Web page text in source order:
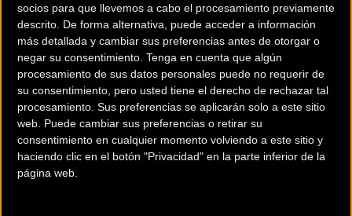
socios para que llevemos a cabo el procesamiento previamente
descrito. De forma alternativa, puede acceder a información
más detallada y cambiar sus preferencias antes de otorgar o
negar su consentimiento. Tenga en cuenta que algún
procesamiento de sus datos personales puede no requerir de
su consentimiento, pero usted tiene el derecho de rechazar tal
procesamiento. Sus preferencias se aplicarán solo a este sitio
web. Puede cambiar sus preferencias o retirar su
consentimiento en cualquier momento volviendo a este sitio y
haciendo clic en el botón "Privacidad" en la parte inferior de la
página web.
200 km
¿Eres el propietario de esta tienda? Descubre cómo
hacerte tienda
Premium para llegar a más clientes.
Comercios Bz Premium